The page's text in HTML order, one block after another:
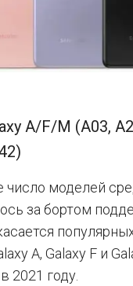
A/F/M (A03,
число моделей
за бортом
A, Galaxy F и
2021 году.